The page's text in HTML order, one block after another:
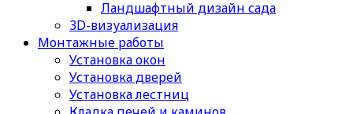
Ландшафтный дизайн сада
3D-визуализация
Монтажные работы
Установка окон
Установка дверей
Установка лестниц